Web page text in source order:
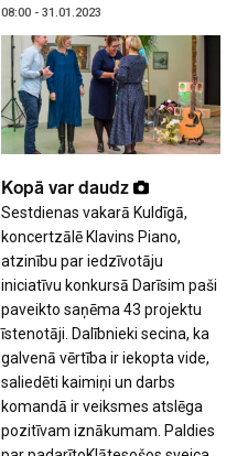
08:00 - 31.01.2023
Kopā var daudz
Sestdienas vakarā Kuldīgā,
koncertzālē Klavins Piano,
atzinību par iedzīvotāju
iniciatīvu konkursā Darīsim paši
paveikto saņēma 43 projektu
īstenotāji. Dalībnieki secina, ka
galvenā vērtība ir iekopta vide,
saliedēti kaimiņi un darbs
komandā ir veiksmes atslēga
pozitīvam iznākumam. Paldies